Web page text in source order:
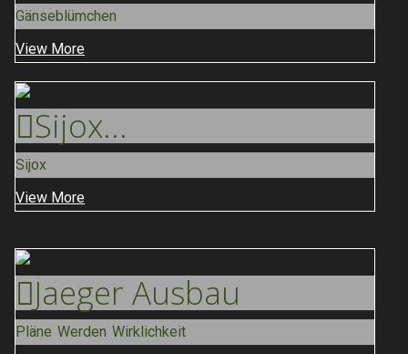
Gänseblümchen
View More
Sijox...
Sijox
View More
Jaeger Ausbau
Pläne Werden Wirklichkeit